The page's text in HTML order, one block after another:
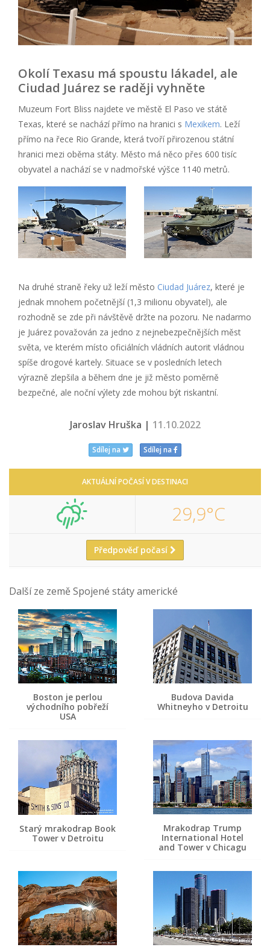
Okolí Texasu má spoustu lákadel, ale
Ciudad Juárez se raději vyhněte
Muzeum Fort Bliss najdete ve městě El Paso ve státě
Texas, které se nachází přímo na hranici s Mexikem. Leží
přímo na řece Rio Grande, která tvoří přirozenou státní
hranici mezi oběma státy. Město má něco přes 600 tisíc
obyvatel a nachází se v nadmořské výšce 1140 metrů.
Na druhé straně řeky už leží město Ciudad Juárez, které je
jednak mnohem početnější (1,3 milionu obyvatel), ale
rozhodně se zde při návštěvě držte na pozoru. Ne nadarmo
je Juárez považován za jedno z nejnebezpečnějších měst
světa, ve kterém místo oficiálních vládních autorit vládnou
spíše drogové kartely. Situace se v posledních letech
výrazně zlepšila a během dne je již město poměrně
bezpečné, ale noční výlety zde mohou být riskantní.
Jaroslav Hruška | 11.10.2022
Sdílej na Sdílej na
AKTUÁLNÍ POČASÍ V DESTINACI
29,9°C
Předpověď počasí
Další ze země Spojené státy americké
Boston je perlou
východního pobřeží
USA
Budova Davida
Whitneyho v Detroitu
Starý mrakodrap Book
Tower v Detroitu
Mrakodrap Trump
International Hotel
and Tower v Chicagu